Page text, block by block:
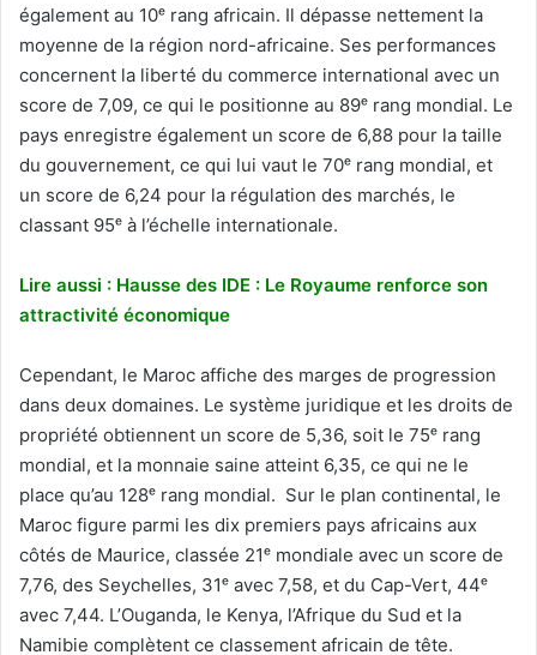
également au 10ᵉ rang africain. Il dépasse nettement la
moyenne de la région nord-africaine. Ses performances
concernent la liberté du commerce international avec un
score de 7,09, ce qui le positionne au 89ᵉ rang mondial. Le
pays enregistre également un score de 6,88 pour la taille
du gouvernement, ce qui lui vaut le 70ᵉ rang mondial, et
un score de 6,24 pour la régulation des marchés, le
classant 95ᵉ à l’échelle internationale.
Lire aussi : Hausse des IDE : Le Royaume renforce son
attractivité économique
Cependant, le Maroc affiche des marges de progression
dans deux domaines. Le système juridique et les droits de
propriété obtiennent un score de 5,36, soit le 75ᵉ rang
mondial, et la monnaie saine atteint 6,35, ce qui ne le
place qu’au 128ᵉ rang mondial. Sur le plan continental, le
Maroc figure parmi les dix premiers pays africains aux
côtés de Maurice, classée 21ᵉ mondiale avec un score de
7,76, des Seychelles, 31ᵉ avec 7,58, et du Cap-Vert, 44ᵉ
avec 7,44. L’Ouganda, le Kenya, l’Afrique du Sud et la
Namibie complètent ce classement africain de tête.